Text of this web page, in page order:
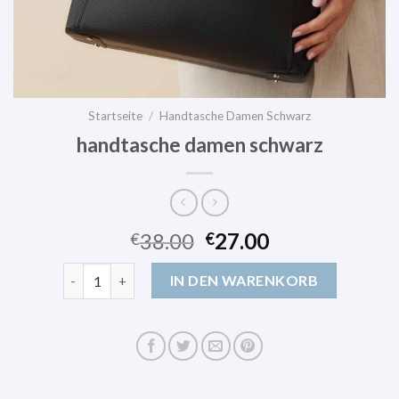
Startseite / Handtasche Damen Schwarz
handtasche damen schwarz
€38.00 €27.00
handtasche damen schwarz Menge
IN DEN WARENKORB